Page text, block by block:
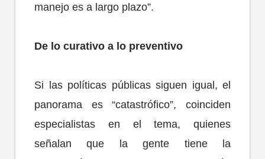
manejo es a largo plazo”.
De lo curativo a lo preventivo
Si las políticas públicas siguen igual, el
panorama es “catastrófico”, coinciden
especialistas en el tema, quienes
señalan que la gente tiene la